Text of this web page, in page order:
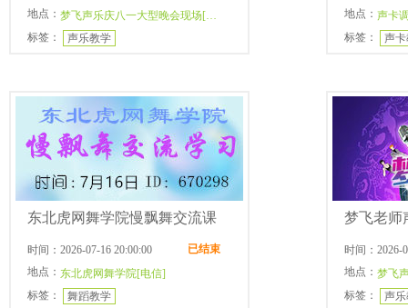
地点：
标签：
声乐教学
地点： 声卡
标签：
声
东北虎网舞学院慢飘舞交流课
时间：2026-07-16 20:00:00
地点： 东北虎网舞学院[电信]
标签：
舞蹈教学
已结束
梦飞老师
时间：2026-
地点： 梦飞
标签：
声